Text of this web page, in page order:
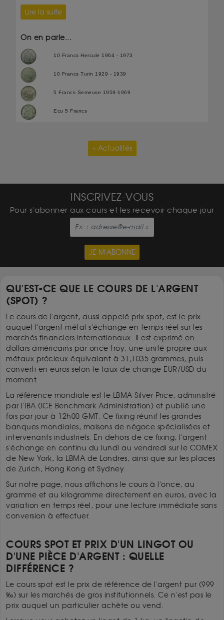
Lire la suite
On en parle...
10 Francs Hercule 1964 - 1973
10 Francs Turin 1929 - 1939
5 Francs Semeuse 1959-1969
Ecu 5 Francs
+ Actualités
INSCRIVEZ-VOUS
Pour s'abonner aux cours et les recevoir chaque jour
JE M'ABONNE
QU'EST-CE QUE LE COURS DE L'ARGENT
(SPOT) ?
Le cours de l'argent, aussi appelé prix spot, est le prix
auquel l'argent métal s'échange en temps réel sur les
marchés financiers internationaux. Il est exprimé en
dollars américains par once troy, une unité propre aux
métaux précieux équivalant à 31,1035 grammes, puis
converti en euros selon le taux de change EUR/USD du
moment.
La référence mondiale est le LBMA Silver Price, administré
par l'IBA (ICE Benchmark Administration) et publié une
fois par jour à 12h00 GMT. Ce fixing réunit les grandes
banques mondiales, maisons de négoce spécialisées et
intervenants industriels. En dehors de ce fixing, l'argent
s'échange en continu du lundi au vendredi sur le COMEX
de New York, la LBMA de Londres, ainsi que sur les places
de Zurich, Hong Kong et Sydney.
Sur notre page, nous affichons le cours à l'once, au
gramme et au kilogramme directement en euros, avec la
variation en temps réel, pour une lecture immédiate sans
conversion à effectuer.
COURS SPOT ET PRIX D'UN LINGOT OU
D'UNE PIÈCE D'ARGENT : QUELLE
DIFFÉRENCE ?
Le cours spot est le prix de référence de l'argent pur (999
‰) sur les marchés de gros institutionnels. Ce n'est pas le
prix auquel un particulier achète ou vend.